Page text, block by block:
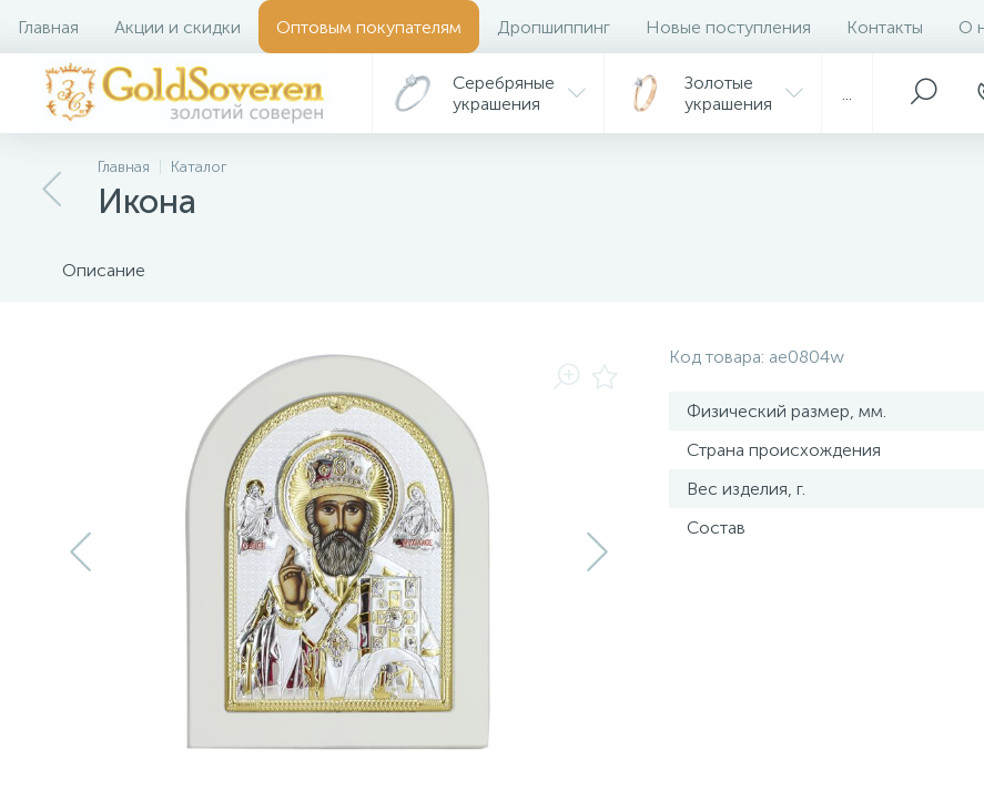
Главная Акции и скидки Оптовым покупателям Дропшиппинг Новые поступления Контакты О
Серебряные
украшения
Золотые
украшения
Главная Каталог
Икона
Описание
Код товара: ae0804w
Физический размер, мм.
Страна происхождения
Вес изделия, г.
Состав